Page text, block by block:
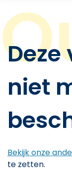
niet
Bekijk onze
te zetten.